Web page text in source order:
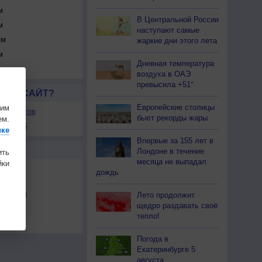
САЙТ?
сайтов
в RSS
В Центральной России
наступают самые
жаркие дни этого лета
Дневная температура
воздуха в ОАЭ
превысила +51°
Европейские столицы
бьют рекорды жары
Впервые за 155 лет в
Лондоне в течение
месяца не выпадал
дождь
Лето продолжит
щедро раздавать своё
тепло!
Погода в
Екатеринбурге 5
августа